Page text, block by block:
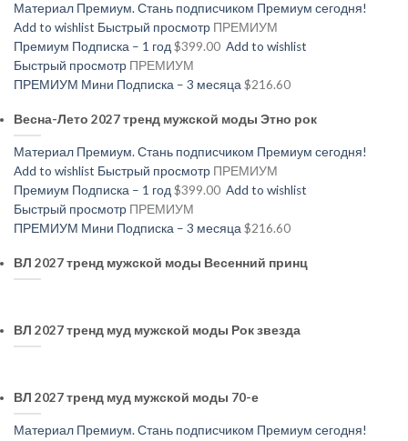
Материал Премиум. Стань подписчиком Премиум сегодня!
Add to wishlist Быстрый просмотр ПРЕМИУМ
Премиум Подписка – 1 год$399.00 Add to wishlist
Быстрый просмотр ПРЕМИУМ
ПРЕМИУМ Мини Подписка – 3 месяца$216.60
Весна-Лето 2027 тренд мужской моды Этно рок
Материал Премиум. Стань подписчиком Премиум сегодня!
Add to wishlist Быстрый просмотр ПРЕМИУМ
Премиум Подписка – 1 год$399.00 Add to wishlist
Быстрый просмотр ПРЕМИУМ
ПРЕМИУМ Мини Подписка – 3 месяца$216.60
ВЛ 2027 тренд мужской моды Весенний принц
ВЛ 2027 тренд муд мужской моды Рок звезда
ВЛ 2027 тренд муд мужской моды 70-е
Материал Премиум. Стань подписчиком Премиум сегодня!